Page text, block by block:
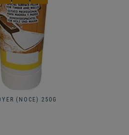
(NOCE) 250G